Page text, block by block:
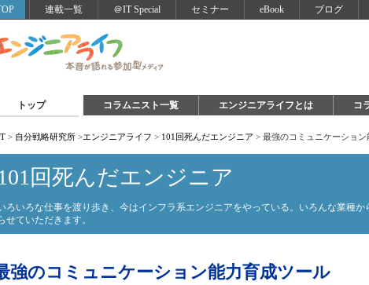
連載一覧 ＠IT Special セミナー eBook ブログ
トップ コラムニスト一覧 エンジニアライフとは コ
> 自分戦略研究所 >エンジニアライフ > 101回死んだエンジニア > 最強のコミュニケーション
回死んだエンジニア
ろいろな仕事を渡り歩き、今はインフラ系エンジニアをやっている。いろんな業種
せていただきます。
強のコミュニケーション能力育成ツール